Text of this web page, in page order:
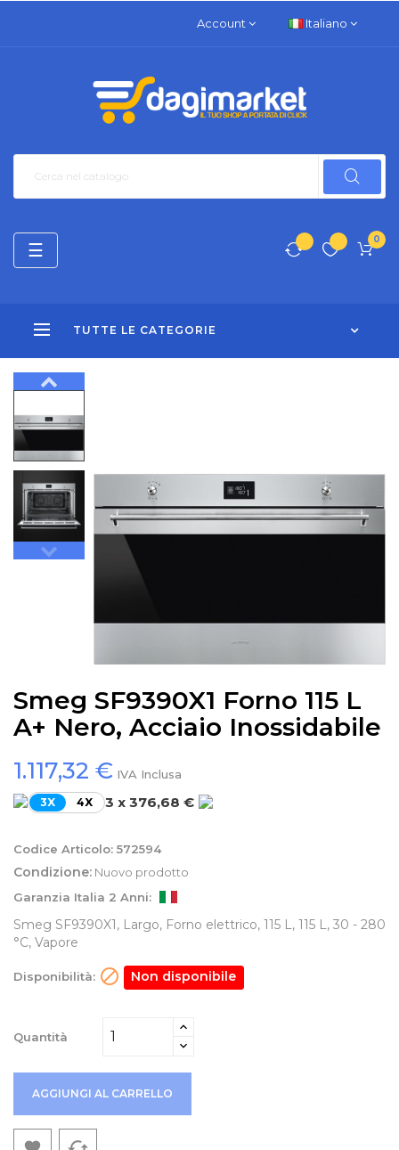
Account Italiano
0
TUTTE LE CATEGORIE
navigazione
Toggle
☰
Smeg SF9390X1 Forno 115 L
A+ Nero, Acciaio Inossidabile
1.117,32 € IVA Inclusa
3X 4X 3 x 376,68 €
Codice Articolo: 572594
Condizione: Nuovo prodotto
Garanzia Italia 2 Anni:
Smeg SF9390X1, Largo, Forno elettrico, 115 L, 115 L, 30 - 280
°C, Vapore
Disponibilità:  Non disponibile
Quantità
AGGIUNGI AL CARRELLO